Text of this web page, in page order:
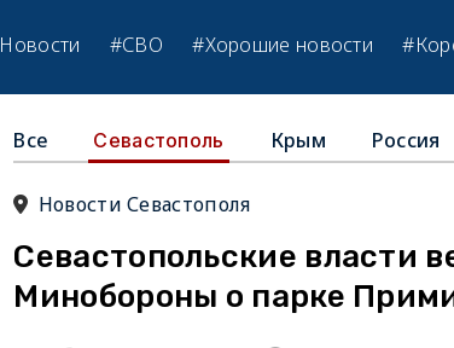
Новости #СВО #Хорошие новости
Все Севастополь Крым Россия
Новости Севастополя
Севастопольские власти
Минобороны о парке